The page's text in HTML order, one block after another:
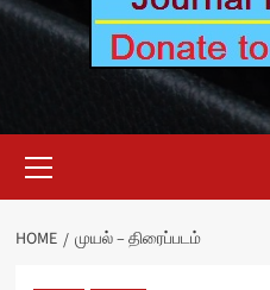
Menu
HOME முயல் – திரைப்படம்